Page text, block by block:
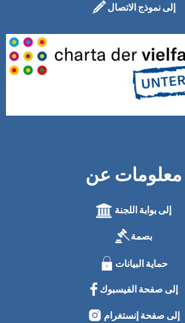
إلى نموذج الاتصال
معلومات عن
إلى بوابة اللجنة
بصمة
حماية البيانات
إلى صفحة الفيسبوك
إلى صفحة إنستغرام